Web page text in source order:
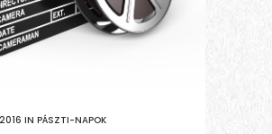
IN PÁSZTI-NAPOK